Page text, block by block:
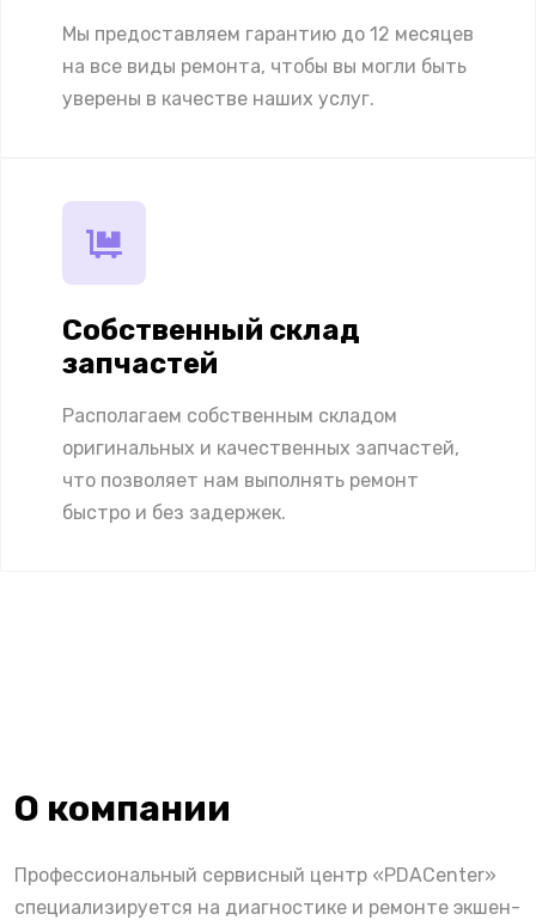
Мы предоставляем гарантию до 12 месяцев
на все виды ремонта, чтобы вы могли быть
уверены в качестве наших услуг.
Собственный склад
запчастей
Располагаем собственным складом
оригинальных и качественных запчастей,
что позволяет нам выполнять ремонт
быстро и без задержек.
О компании
Профессиональный сервисный центр «PDACenter»
специализируется на диагностике и ремонте экшен-